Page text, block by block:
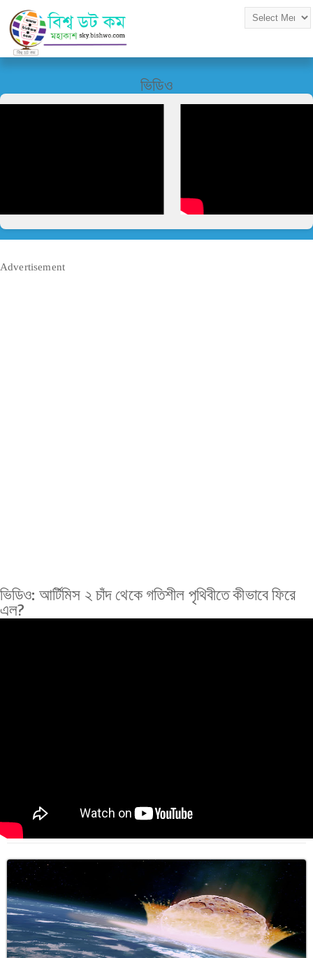
ভিডিও
Advertisement
ভিডিও: আর্টিমিস ২ চাঁদ থেকে গতিশীল পৃথিবীতে কীভাবে ফিরে
এল?